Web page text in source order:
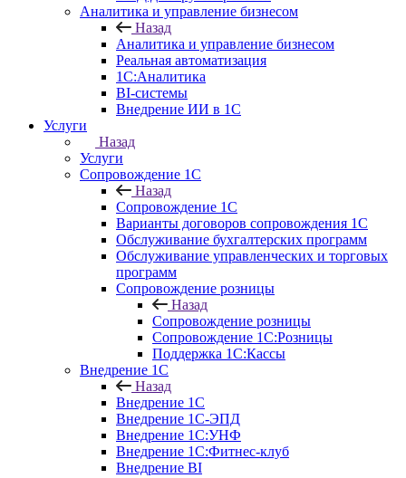
Аналитика и управление бизнесом
Назад
Аналитика и управление бизнесом
Реальная автоматизация
1С:Аналитика
BI-системы
Внедрение ИИ в 1С
Услуги
Назад
Услуги
Сопровождение 1С
Назад
Сопровождение 1С
Варианты договоров сопровождения 1С
Обслуживание бухгалтерских программ
Обслуживание управленческих и торговых
программ
Сопровождение розницы
Назад
Сопровождение розницы
Сопровождение 1С:Розницы
Поддержка 1С:Кассы
Внедрение 1С
Назад
Внедрение 1С
Внедрение 1С-ЭПД
Внедрение 1С:УНФ
Внедрение 1С:Фитнес-клуб
Внедрение BI